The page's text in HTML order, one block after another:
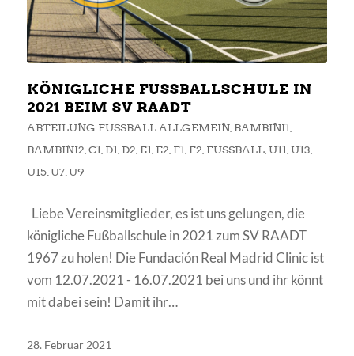
KÖNIGLICHE FUSSBALLSCHULE IN 2
021 BEIM SV RAADT
ABTEILUNG FUSSBALL ALLGEMEIN , BAMBINI1
BAMBINI2 C1 D1 D2 E1 E2 F1 F2 FUSSBALL , U11 U13
U15, U7, U9
Liebe Vereinsmitglieder, es ist uns gelungen, die
königliche Fußballschule in 2021 zum SV RAADT
1967 zu holen! Die Fundación Real Madrid Clinic ist
vom 12.07.2021 - 16.07.2021 bei uns und ihr könnt
mit dabei sein! Damit ihr…
28. Februar 2021